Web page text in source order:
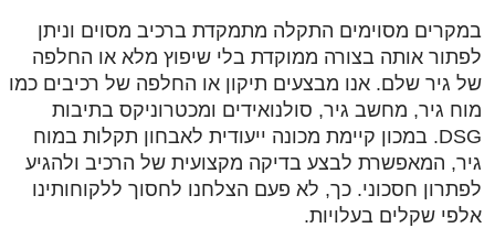
במקרים מסוימים התקלה מתמקדת ברכיב מסוים וניתן
לפתור אותה בצורה ממוקדת בלי שיפוץ מלא או החלפה
של גיר שלם. אנו מבצעים תיקון או החלפה של רכיבים כמו
מוח גיר, מחשב גיר, סולנואידים ומכטרוניקס בתיבות
DSG. במכון קיימת מכונה ייעודית לאבחון תקלות במוח
גיר, המאפשרת לבצע בדיקה מקצועית של הרכיב ולהגיע
לפתרון חסכוני. כך, לא פעם הצלחנו לחסוך ללקוחותינו
אלפי שקלים בעלויות.